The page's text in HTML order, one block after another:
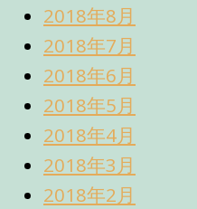
2018年8月
2018年7月
2018年6月
2018年5月
2018年4月
2018年3月
2018年2月